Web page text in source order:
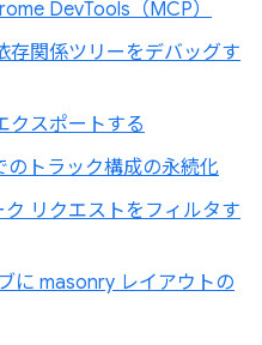
DevTools（MCP）
存関係ツリーをデバッグす
クスポートする
トラック構成の永続化
リクエストをフィルタす
に masonry レイアウトの